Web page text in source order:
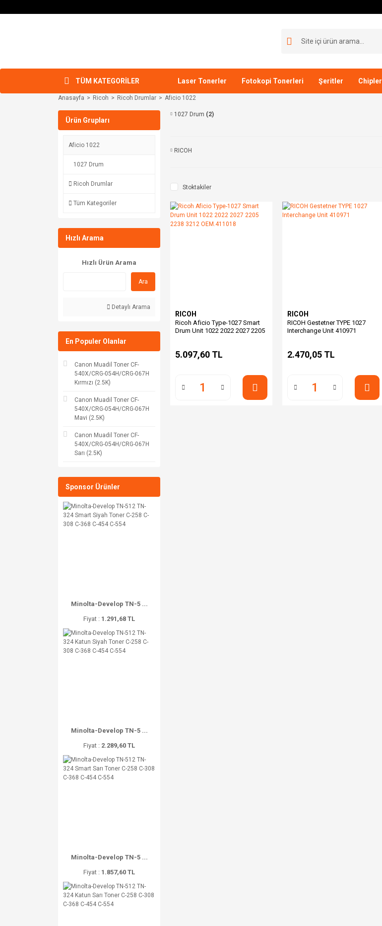
TÜM KATEGORİLER Laser Tonerler Fotokopi Tonerleri Şeritler Chipler
Anasayfa Ricoh Ricoh Drumlar Aficio 1022
Ürün Grupları
Aficio 1022
1027 Drum
Ricoh Drumlar
Tüm Kategoriler
Hızlı Arama
Hızlı Ürün Arama
Ara
Detaylı Arama
En Populer Olanlar
Canon Muadil Toner CF-
540X/CRG-054H/CRG-067H
Kırmızı (2.5K)
Canon Muadil Toner CF-
540X/CRG-054H/CRG-067H
Mavi (2.5K)
Canon Muadil Toner CF-
540X/CRG-054H/CRG-067H
Sarı (2.5K)
Sponsor Ürünler
Minolta-Develop TN-5 ...
Fiyat : 1.291,68 TL
Minolta-Develop TN-5 ...
Fiyat : 2.289,60 TL
Minolta-Develop TN-5 ...
Fiyat : 1.857,60 TL
1027 Drum (2)
RICOH
Stoktakiler
RICOH
Ricoh Aficio Type-1027 Smart
Drum Unit 1022 2022 2027 2205
5.097,60 TL
RICOH
RICOH Gestetner TYPE 1027
Interchange Unit 410971
2.470,05 TL